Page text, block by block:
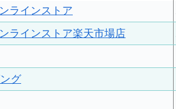
ラインストア
ラインストア楽天市場店
グ